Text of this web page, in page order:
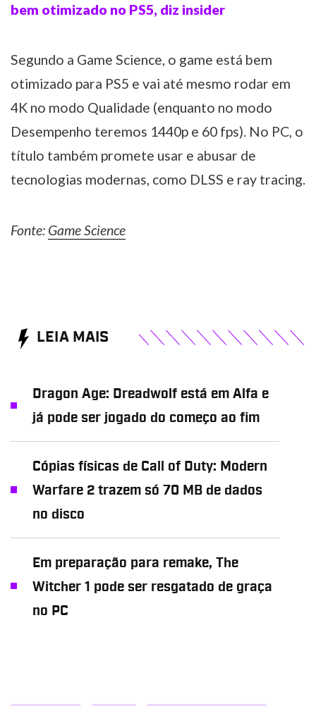
bem otimizado no PS5, diz insider
Segundo a Game Science, o game está bem
otimizado para PS5 e vai até mesmo rodar em
4K no modo Qualidade (enquanto no modo
Desempenho teremos 1440p e 60 fps). No PC, o
título também promete usar e abusar de
tecnologias modernas, como DLSS e ray tracing.
Fonte: Game Science
LEIA MAIS
Dragon Age: Dreadwolf está em Alfa e
já pode ser jogado do começo ao fim
Cópias físicas de Call of Duty: Modern
Warfare 2 trazem só 70 MB de dados
no disco
Em preparação para remake, The
Witcher 1 pode ser resgatado de graça
no PC